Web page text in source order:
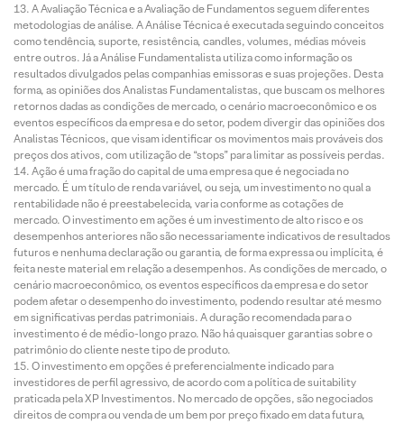
A Avaliação Técnica e a Avaliação de Fundamentos seguem diferentes
metodologias de análise. A Análise Técnica é executada seguindo conceitos
como tendência, suporte, resistência, candles, volumes, médias móveis
entre outros. Já a Análise Fundamentalista utiliza como informação os
resultados divulgados pelas companhias emissoras e suas projeções. Desta
forma, as opiniões dos Analistas Fundamentalistas, que buscam os melhores
retornos dadas as condições de mercado, o cenário macroeconômico e os
eventos específicos da empresa e do setor, podem divergir das opiniões dos
Analistas Técnicos, que visam identificar os movimentos mais prováveis dos
preços dos ativos, com utilização de “stops” para limitar as possíveis perdas.
Ação é uma fração do capital de uma empresa que é negociada no
mercado. É um título de renda variável, ou seja, um investimento no qual a
rentabilidade não é preestabelecida, varia conforme as cotações de
mercado. O investimento em ações é um investimento de alto risco e os
desempenhos anteriores não são necessariamente indicativos de resultados
futuros e nenhuma declaração ou garantia, de forma expressa ou implícita, é
feita neste material em relação a desempenhos. As condições de mercado, o
cenário macroeconômico, os eventos específicos da empresa e do setor
podem afetar o desempenho do investimento, podendo resultar até mesmo
em significativas perdas patrimoniais. A duração recomendada para o
investimento é de médio-longo prazo. Não há quaisquer garantias sobre o
patrimônio do cliente neste tipo de produto.
O investimento em opções é preferencialmente indicado para
investidores de perfil agressivo, de acordo com a política de suitability
praticada pela XP Investimentos. No mercado de opções, são negociados
direitos de compra ou venda de um bem por preço fixado em data futura,